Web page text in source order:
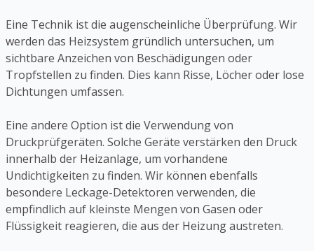
Eine Technik ist die augenscheinliche Überprüfung. Wir
werden das Heizsystem gründlich untersuchen, um
sichtbare Anzeichen von Beschädigungen oder
Tropfstellen zu finden. Dies kann Risse, Löcher oder lose
Dichtungen umfassen.
Eine andere Option ist die Verwendung von
Druckprüfgeräten. Solche Geräte verstärken den Druck
innerhalb der Heizanlage, um vorhandene
Undichtigkeiten zu finden. Wir können ebenfalls
besondere Leckage-Detektoren verwenden, die
empfindlich auf kleinste Mengen von Gasen oder
Flüssigkeit reagieren, die aus der Heizung austreten.